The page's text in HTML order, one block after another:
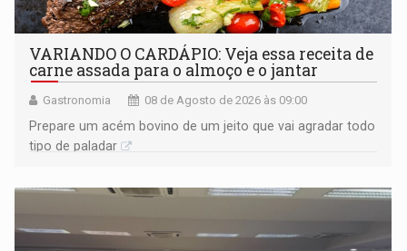
VARIANDO O CARDÁPIO: Veja essa receita de
carne assada para o almoço e o jantar
Gastronomia 08 de Agosto de 2026 às 09:00
Prepare um acém bovino de um jeito que vai agradar todo
tipo de paladar